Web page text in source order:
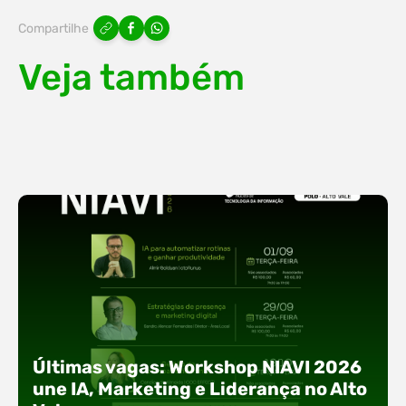
Compartilhe
Veja também
Últimas vagas: Workshop NIAVI 2026
une IA, Marketing e Liderança no Alto